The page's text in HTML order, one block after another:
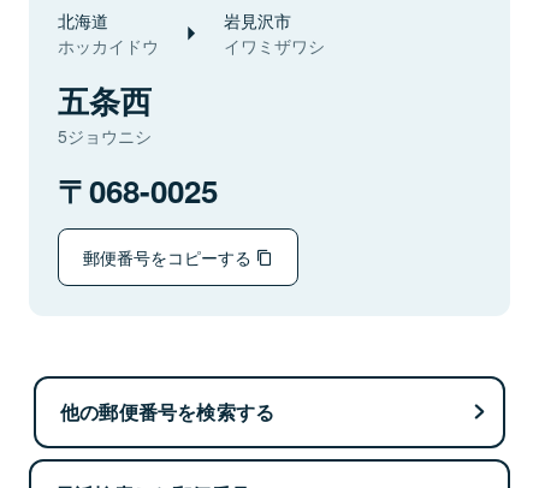
北海道
ホッカイドウ
岩見沢市
イワミザワシ
五条西
5ジョウニシ
068-0025
郵便番号をコピーする
他の郵便番号を検索する